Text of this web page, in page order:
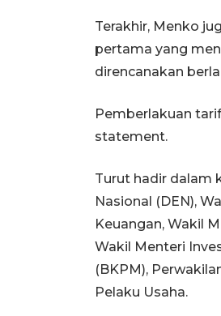
Terakhir, Menko
pertama yang
direncanakan
Pemberlakuan
statement.
Turut hadir dalam
Nasional (DEN),
Keuangan, Wakil
Wakil Menteri
(BKPM),
Pelaku Usaha.